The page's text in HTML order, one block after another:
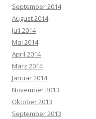
September 2014
August 2014
Juli 2014
Mai 2014
April 2014
März 2014
Januar 2014
November 2013
Oktober 2013
September 2013